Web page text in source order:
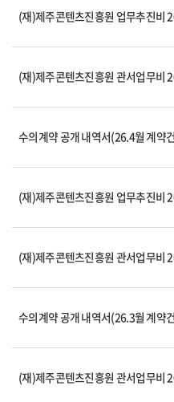
(재)제주콘텐츠진흥원 업무추진비
(재)제주콘텐츠진흥원 관서업무비
수의계약 공개 내역서(26.4월 계약
(재)제주콘텐츠진흥원 업무추진비
(재)제주콘텐츠진흥원 관서업무비
수의계약 공개 내역서(26.3월 계약
(재)제주콘텐츠진흥원 관서업무비